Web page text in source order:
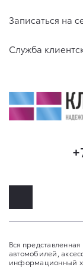
Записаться на
Служба
Вся
автомобилей,
информационный